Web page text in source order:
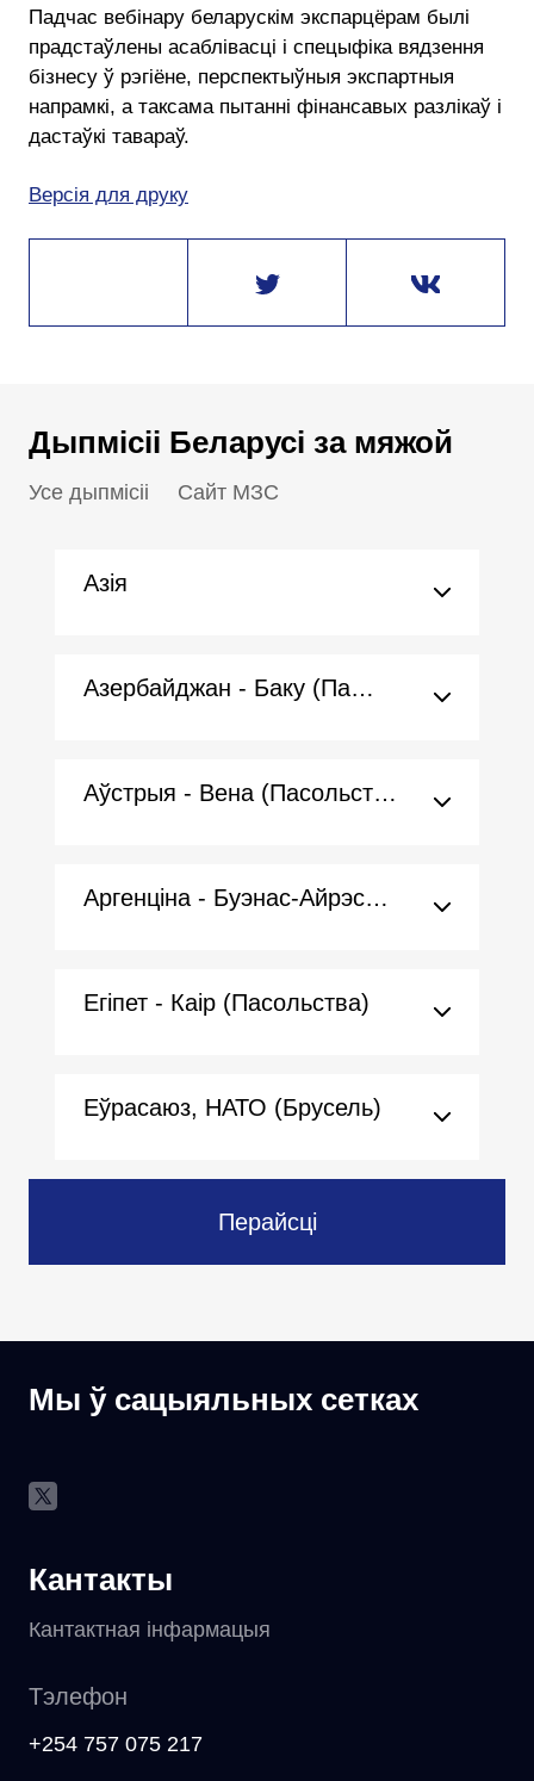
Падчас вебінару беларускім экспарцёрам былі
прадстаўлены асаблівасці і спецыфіка вядзення
бізнесу ў рэгіёне, перспектыўныя экспартныя
напрамкі, а таксама пытанні фінансавых разлікаў і
дастаўкі тавараў.
Версія для друку
Дыпмісіі Беларусі за мяжой
Усе дыпмісіі Сайт МЗС
Азія
Азербайджан - Баку (Пасольства)
Аўстрыя - Вена (Пасольства)
Аргенціна - Буэнас-Айрэс (Пасольства)
Егіпет - Каір (Пасольства)
Еўрасаюз, НАТО (Брусель)
Перайсці
Мы ў сацыяльных сетках
Кантакты
Кантактная інфармацыя
Тэлефон
+254 757 075 217